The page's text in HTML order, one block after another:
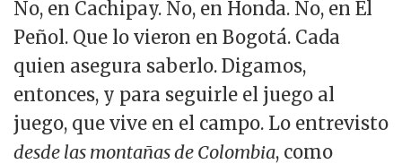
No, en Cachipay. No, en Honda. No, en El
Peñol. Que lo vieron en Bogotá. Cada
quien asegura saberlo. Digamos,
entonces, y para seguirle el juego al
juego, que vive en el campo. Lo entrevisto
desde las montañas de Colombia, como